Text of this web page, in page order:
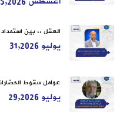
العقل .. بين استمداد
يوليو 31,2026
عوامل سقوط الحضارات
يوليو 29,2026